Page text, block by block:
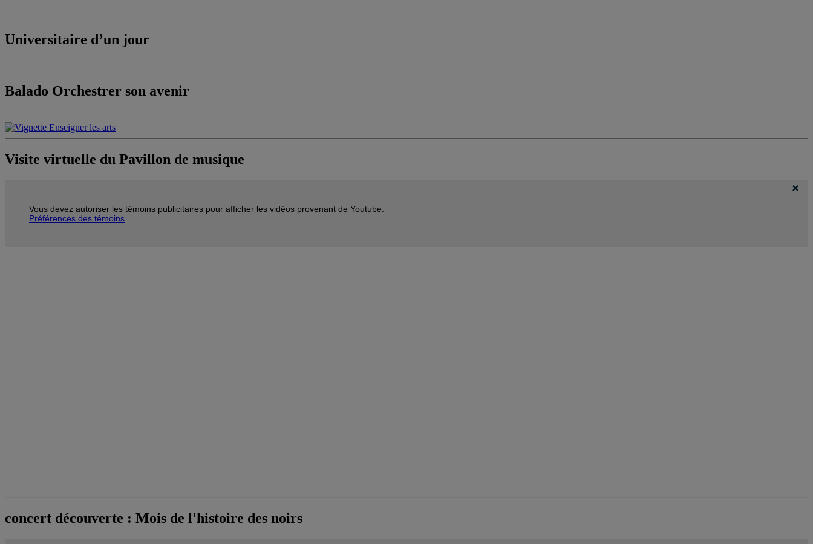
Universitaire d’un jour
Balado Orchestrer son avenir
Visite virtuelle du Pavillon de musique
Vous devez autoriser les témoins publicitaires pour afficher les vidéos provenant de Youtube.
Préférences des témoins
concert découverte : Mois de l'histoire des noirs